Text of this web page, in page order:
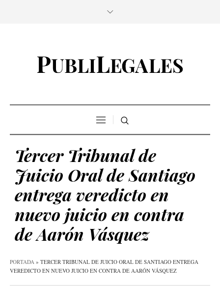
Tercer Tribunal de
Juicio Oral de Santiago
entrega veredicto en
nuevo juicio en contra
de Aarón Vásquez
PORTADA » TERCER TRIBUNAL DE JUICIO ORAL DE SANTIAGO ENTREGA
VEREDICTO EN NUEVO JUICIO EN CONTRA DE AARÓN VÁSQUEZ